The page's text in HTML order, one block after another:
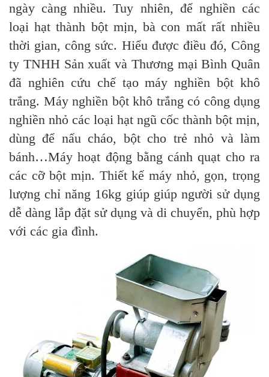
ngày càng nhiều. Tuy nhiên, để nghiền các
loại hạt thành bột mịn, bà con mất rất nhiều
thời gian, công sức. Hiểu được điều đó, Công
ty TNHH Sản xuất và Thương mại Bình Quân
đã nghiên cứu chế tạo máy nghiền bột khô
trắng. Máy nghiền bột khô trắng có công dụng
nghiền nhỏ các loại hạt ngũ cốc thành bột mịn,
dùng để nấu cháo, bột cho trẻ nhỏ và làm
bánh…Máy hoạt động bằng cánh quạt cho ra
các cỡ bột mịn. Thiết kế máy nhỏ, gọn, trọng
lượng chỉ năng 16kg giúp giúp người sử dụng
dễ dàng lắp đặt sử dụng và di chuyển, phù hợp
với các gia đình.